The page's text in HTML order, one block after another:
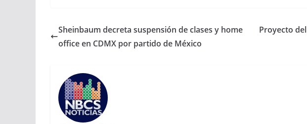
Sheinbaum decreta suspensión de clases y home
office en CDMX por partido de México
Proyecto